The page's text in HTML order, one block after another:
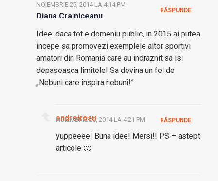
Diana Crainiceanu
NOIEMBRIE 25, 2014 LA 4:14 PM
Idee: daca tot e domeniu public, in 2015 ai putea
incepe sa promovezi exemplele altor sportivi
amatori din Romania care au indraznit sa isi
depaseasca limitele! Sa devina un fel de
„Nebuni care inspira nebuni!”
RĂSPUNDE
andreirosu
NOIEMBRIE 25, 2014 LA 4:21 PM
yuppeeee! Buna idee! Mersi!! PS – astept
articole 🙂
RĂSPUNDE